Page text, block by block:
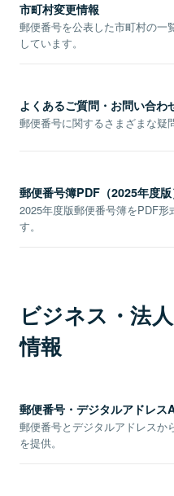
市町村変更情報
郵便番号を公表した市町村の一
しています。
よくあるご質問・お問い合わ
郵便番号に関するさまざまな疑
郵便番号簿PDF（2025年度版
2025年度版郵便番号簿をPDF形
す。
ビジネス・法
情報
郵便番号・デジタルアドレス
郵便番号とデジタルアドレスか
を提供。